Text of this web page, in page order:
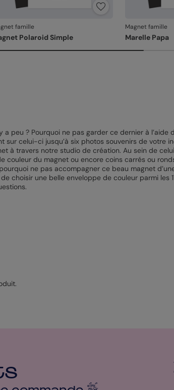
famille
Polaroid Simple
Magnet famille
Marelle Papa
peu ? Pourquoi ne pas garder ce dernier à l’aide
celui-ci jusqu’à six photos souvenirs de votre
à travers notre studio de création. Au sein de
couleur du magnet ou encore coins carrés ou
ne pas accompagner ce beau magnet
choisir une belle enveloppe de couleur parmi